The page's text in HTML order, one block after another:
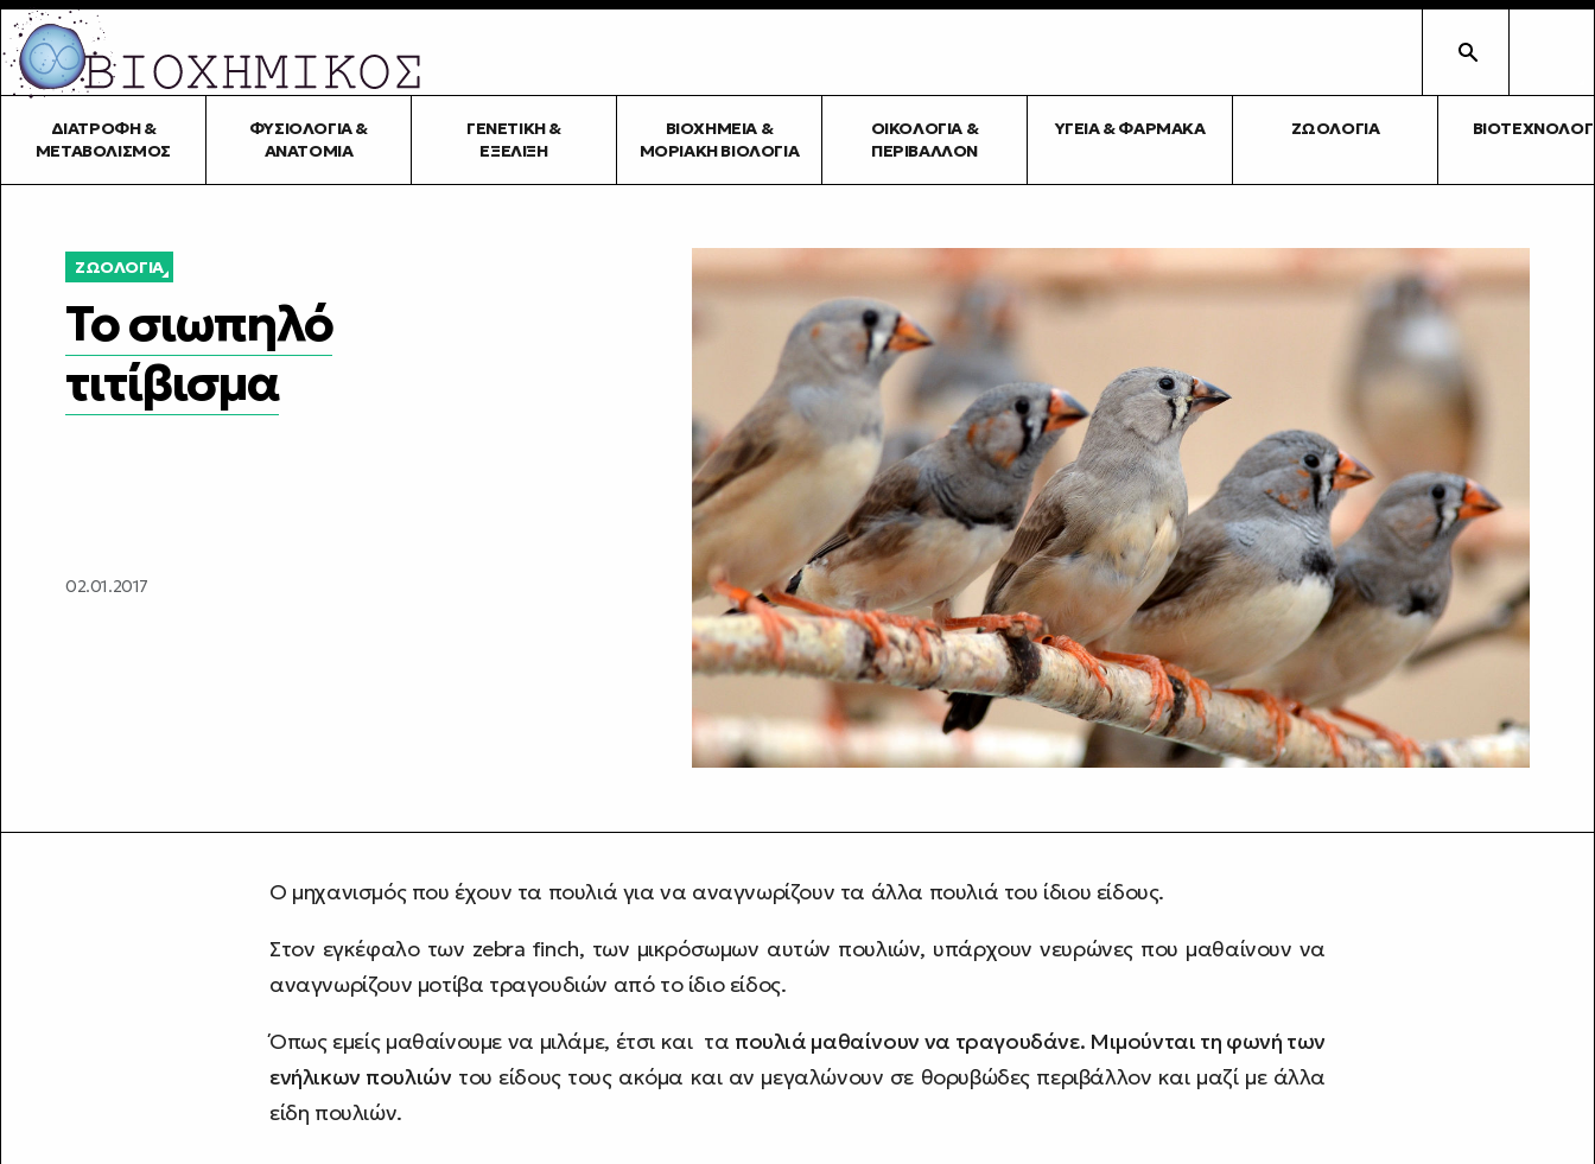
ΔΙΑΤΡΟΦΉ &
ΜΕΤΑΒΟΛΙΣΜΌΣ
ΦΥΣΙΟΛΟΓΊΑ &
ΑΝΑΤΟΜΊΑ
ΓΕΝΕΤΙΚΉ &
ΕΞΈΛΙΞΗ
ΒΙΟΧΗΜΕΊΑ &
ΜΟΡΙΑΚΉ ΒΙΟΛΟΓΊΑ
ΟΙΚΟΛΟΓΊΑ &
ΠΕΡΙΒΆΛΛΟΝ
ΥΓΕΊΑ & ΦΆΡΜΑΚΑ ΖΩΟΛΟΓΊΑ
ΖΩΟΛΟΓΊΑ
Το σιωπηλό
τιτίβισμα
02.01.2017
Ο μηχανισμός που έχουν τα πουλιά για να αναγνωρίζουν τα άλλα πουλιά του ίδιου είδους.
Στον εγκέφαλο των zebra finch, των μικρόσωμων αυτών πουλιών, υπάρχουν νευρώνες που μαθαίνουν να
αναγνωρίζουν μοτίβα τραγουδιών από το ίδιο είδος.
Όπως εμείς μαθαίνουμε να μιλάμε, έτσι και τα πουλιά μαθαίνουν να τραγουδάνε. Μιμούνται τη φωνή των
ενήλικων πουλιών του είδους τους ακόμα και αν μεγαλώνουν σε θορυβώδες περιβάλλον και μαζί με άλλα
είδη πουλιών.